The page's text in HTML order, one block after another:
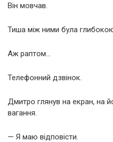
Він мовчав.
Тиша між ними була
Аж раптом…
Телефонний дзвінок.
Дмитро глянув на екран, на
вагання.
— Я маю відповісти.